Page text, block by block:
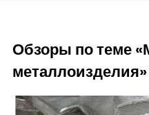
Обзоры по теме
металлоизделия»